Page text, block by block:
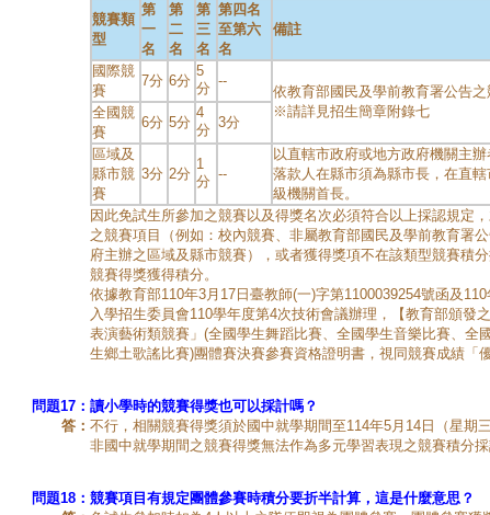
競賽類
型
第
一
名
第
二
名
第
三
名
第四名
至第六
名
備註
國際競
賽
7分 6分
5
分 --
依教育部國民及學前教育署公告之
※請詳見招生簡章附錄七
全國競
賽
6分 5分
4
分 3分
區域及
縣市競
賽
3分 2分
1
分 --
以直轄市政府或地方政府機關主
落款人在縣市須為縣市長，在直
級機關首長。
因此免試生所參加之競賽以及得獎名次必須符合以上採認規定
之競賽項目（例如：校內競賽、非屬教育部國民及學前教育署
府主辦之區域及縣市競賽），或者獲得獎項不在該類型競賽積
競賽得獎獲得積分。
依據教育部110年3月17日臺教師(一)字第1100039254號函及
入學招生委員會110學年度第4次技術會議辦理，【教育部頒發
表演藝術類競賽」(全國學生舞蹈比賽、全國學生音樂比賽、全
生鄉土歌謠比賽)團體賽決賽參賽資格證明書，視同競賽成績「優
問題17： 讀小學時的競賽得獎也可以採計嗎？
答： 不行，相關競賽得獎須於國中就學期間至114年5月14日（星期
非國中就學期間之競賽得獎無法作為多元學習表現之競賽積分採
問題18： 競賽項目有規定團體參賽時積分要折半計算，這是什麼意思？